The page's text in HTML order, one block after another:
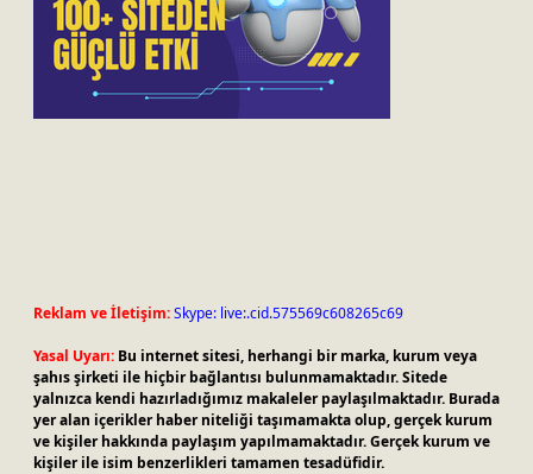
Reklam ve İletişim:Skype: live:.cid.575569c608265c69
Yasal Uyarı: Bu internet sitesi, herhangi bir marka, kurum veya
şahıs şirketi ile hiçbir bağlantısı bulunmamaktadır. Sitede
yalnızca kendi hazırladığımız makaleler paylaşılmaktadır. Burada
yer alan içerikler haber niteliği taşımamakta olup, gerçek kurum
ve kişiler hakkında paylaşım yapılmamaktadır. Gerçek kurum ve
kişiler ile isim benzerlikleri tamamen tesadüfidir.